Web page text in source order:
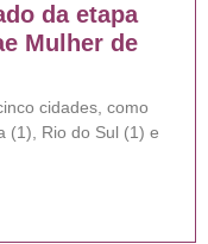
da etapa
Mulher de
cidades, como
(1), Rio do Sul (1) e